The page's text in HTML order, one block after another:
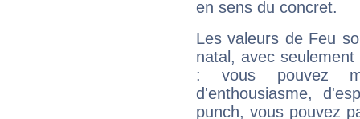
en sens du concret.
Les valeurs de Feu
natal, avec
: vous pouvez
d'enthousiasme,
punch, vous pouvez